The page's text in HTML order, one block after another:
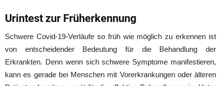
Urintest zur Früherkennung
Schwere Covid-19-Verläufe so früh wie möglich zu erkennen ist
von entscheidender Bedeutung für die Behandlung der
Erkrankten. Denn wenn sich schwere Symptome manifestieren,
kann es gerade bei Menschen mit Vorerkrankungen oder älteren